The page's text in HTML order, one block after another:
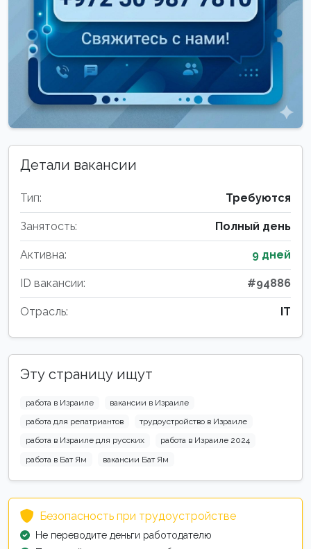
Детали вакансии
Тип: Требуются
Занятость: Полный день
Активна: 9 дней
ID вакансии: #94886
Отрасль: IT
Эту страницу ищут
работа в Израиле
вакансии в Израиле
работа для репатриантов
трудоустройство в Израиле
работа в Израиле для русских
работа в Израиле 2024
работа в Бат Ям
вакансии Бат Ям
Безопасность при трудоустройстве
Не переводите деньги работодателю